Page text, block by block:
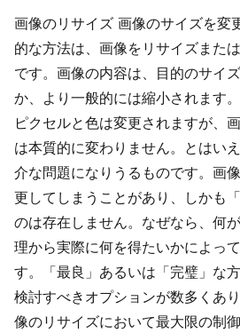
画像のリサイズ 画像のサイズを変
的な方法は、画像をリサイズまた
です。画像の内容は、目的のサイ
か、より一般的には縮小されます
ピクセルと色は変更されますが、
は本質的に変わりません。とはい
介な問題になりうるものです。画
更してしまうことがあり、しかも
のは存在しません。なぜなら、何
理から実際に何を得たいかによっ
す。「最良」あるいは「完璧」な
検討すべきオプションが数多くあ
像のリサイズにおいて最大限の制